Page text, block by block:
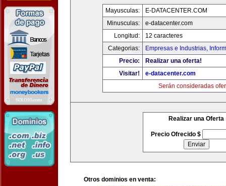
Mayusculas:
E-DATACENTER.COM
Minusculas:
e-datacenter.com
Longitud:
12 caracteres
Categorias:
Empresas e Industrias,
Precio:
Realizar una oferta!
Visitar!
e-datacenter.com
Serán consideradas
Realizar una Oferta
Precio Ofrecido $
Otros dominios en venta: